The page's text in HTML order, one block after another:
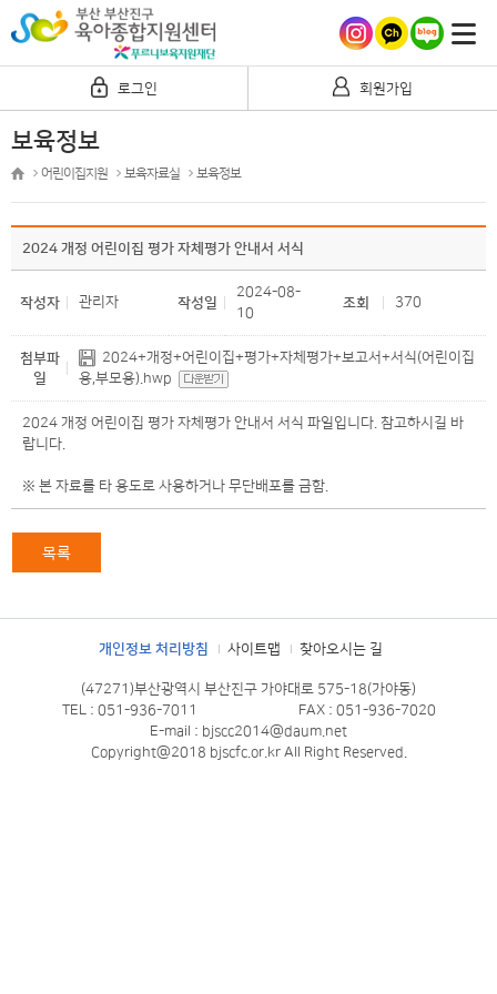
로그인 회원가입
보육정보
어린이집지원 보육자료실 보육정보
2024 개정 어린이집 평가 자체평가 안내서 서식
작성자 관리자 작성일
2024-08-
10
조회 370
첨부파
일
2024+개정+어린이집+평가+자체평가+보고서+서식(어린이집
용,부모용).hwp
2024 개정 어린이집 평가 자체평가 안내서 서식 파일입니다. 참고하시길 바
랍니다.
※ 본 자료를 타 용도로 사용하거나 무단배포를 금함.
목록
개인정보 처리방침 사이트맵 찾아오시는 길
(47271)부산광역시 부산진구 가야대로 575-18(가야동)
TEL : 051-936-7011
FAX : 051-936-7020
E-mail : bjscc2014@daum.net
Copyright@2018 bjscfc.or.kr All Right Reserved.